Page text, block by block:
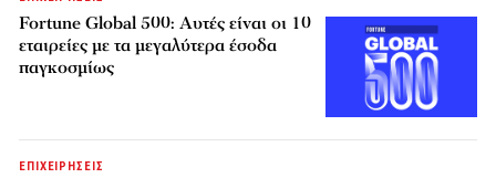
Fortune Global 500: Αυτές είναι οι 10
εταιρείες με τα μεγαλύτερα έσοδα
παγκοσμίως
ΕΠΙΧΕΙΡΗΣΕΙΣ